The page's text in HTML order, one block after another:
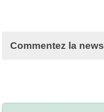
Commentez la news